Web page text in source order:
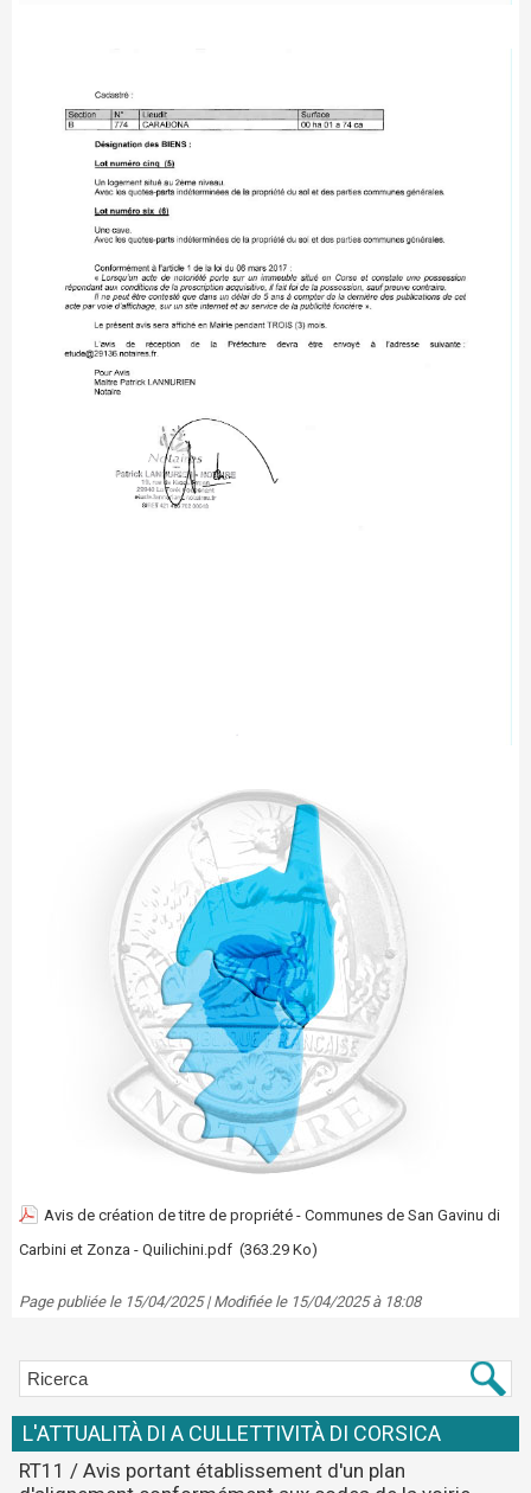
Avis de création de titre de propriété - Communes de San Gavinu di
Carbini et Zonza - Quilichini.pdf (363.29 Ko)
Page publiée le 15/04/2025 | Modifiée le 15/04/2025 à 18:08
L'ATTUALITÀ DI A CULLETTIVITÀ DI CORSICA
RT11 / Avis portant établissement d'un plan